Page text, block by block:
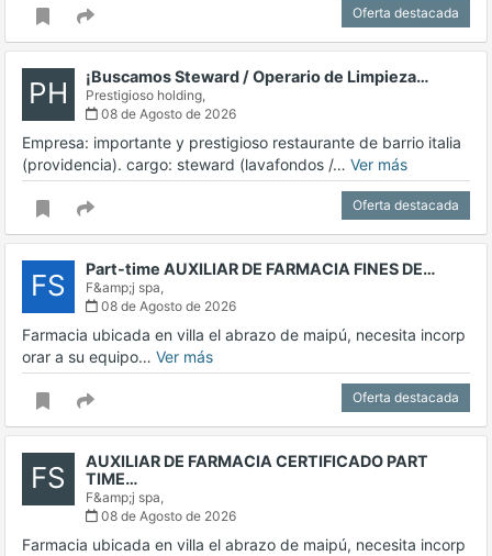
Oferta destacada
PH ¡Buscamos Steward / Operario de Limpieza…
Prestigioso holding,
08 de Agosto de 2026
Empresa: importante y prestigioso restaurante de barrio italia
(providencia). cargo: steward (lavafondos /… Ver más
Oferta destacada
FS Part-time AUXILIAR DE FARMACIA FINES DE…
F&amp;j spa,
08 de Agosto de 2026
Farmacia ubicada en villa el abrazo de maipú, necesita incorp
orar a su equipo… Ver más
Oferta destacada
FS
AUXILIAR DE FARMACIA CERTIFICADO PART
TIME…
F&amp;j spa,
08 de Agosto de 2026
Farmacia ubicada en villa el abrazo de maipú, necesita incorp